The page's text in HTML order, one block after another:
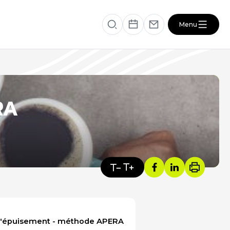
Menu
PROCHE
ACTUALITÉS DU SECTEUR
- méthode APERA